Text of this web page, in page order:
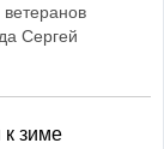
Сергей
к зиме